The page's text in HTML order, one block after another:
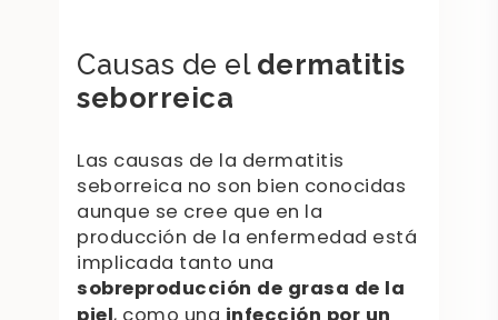
Causas de el dermatitis
seborreica
Las causas de la dermatitis
seborreica no son bien conocidas
aunque se cree que en la
producción de la enfermedad está
implicada tanto una
sobreproducción de grasa de la